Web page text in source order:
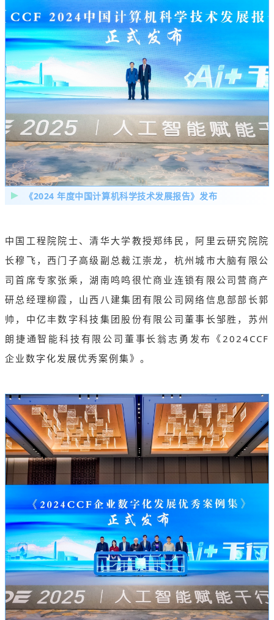
《2024 年度中国计算机科学技术发展报告》发布
中国工程院院士、清华大学教授郑纬民，阿里云研究院院
长穆飞，西门子高级副总裁江崇龙，杭州城市大脑有限公
司首席专家张乘，湖南鸣鸣很忙商业连锁有限公司营商产
研总经理柳霞，山西八建集团有限公司网络信息部部长郭
帅，中亿丰数字科技集团股份有限公司董事长邹胜，苏州
朗捷通智能科技有限公司董事长翁志勇发布《2024CCF
企业数字化发展优秀案例集》。